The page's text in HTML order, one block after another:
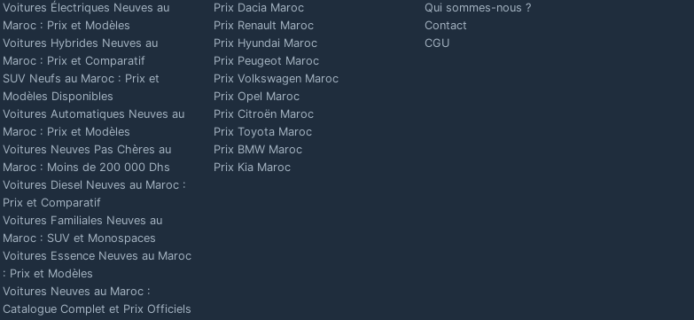
Voitures Électriques Neuves au
Maroc : Prix et Modèles
Voitures Hybrides Neuves au
Maroc : Prix et Comparatif
SUV Neufs au Maroc : Prix et
Modèles Disponibles
Voitures Automatiques Neuves au
Maroc : Prix et Modèles
Voitures Neuves Pas Chères au
Maroc : Moins de 200 000 Dhs
Voitures Diesel Neuves au Maroc :
Prix et Comparatif
Voitures Familiales Neuves au
Maroc : SUV et Monospaces
Voitures Essence Neuves au Maroc
: Prix et Modèles
Voitures Neuves au Maroc :
Catalogue Complet et Prix Officiels
Prix Dacia Maroc
Prix Renault Maroc
Prix Hyundai Maroc
Prix Peugeot Maroc
Prix Volkswagen Maroc
Prix Opel Maroc
Prix Citroën Maroc
Prix Toyota Maroc
Prix BMW Maroc
Prix Kia Maroc
Qui sommes-nous ?
Contact
CGU